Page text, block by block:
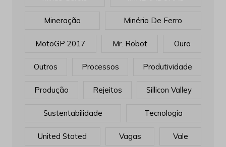
Mineração Minério De Ferro
MotoGP 2017 Mr. Robot Ouro
Outros Processos Produtividade
Produção Rejeitos Sillicon Valley
Sustentabilidade Tecnologia
United Stated Vagas Vale